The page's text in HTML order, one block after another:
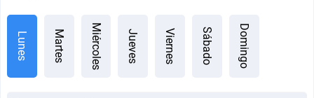
Lunes Martes Miércoles Jueves Viernes Sábado Domingo